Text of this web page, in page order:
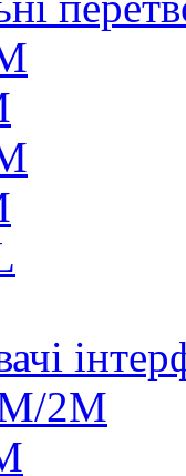
2M